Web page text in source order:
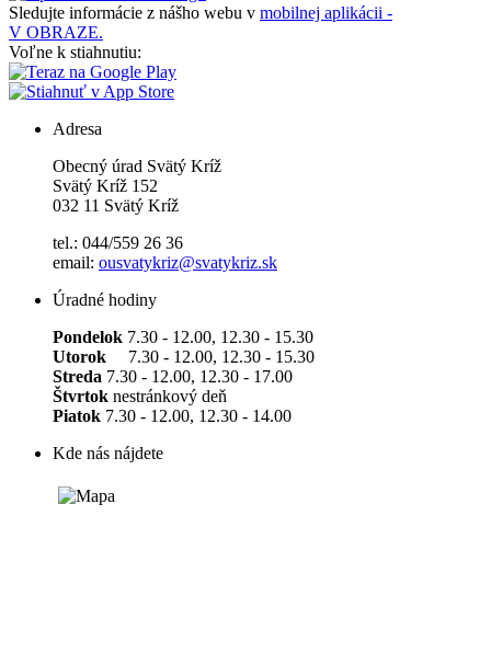
Sledujte informácie z nášho webu v mobilnej aplikácii -
V OBRAZE.
Voľne k stiahnutiu:
Adresa
Obecný úrad Svätý Kríž
Svätý Kríž 152
032 11 Svätý Kríž
tel.: 044/559 26 36
email: ousvatykriz@svatykriz.sk
Úradné hodiny
Pondelok 7.30 - 12.00, 12.30 - 15.30
Utorok 7.30 - 12.00, 12.30 - 15.30
Streda 7.30 - 12.00, 12.30 - 17.00
Štvrtok nestránkový deň
Piatok 7.30 - 12.00, 12.30 - 14.00
Kde nás nájdete